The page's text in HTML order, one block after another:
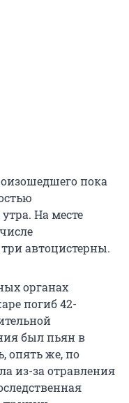
пока
На месте
автоцистерны.
органах
погиб 42-
был пьян в
опять же, по
из-за отравления